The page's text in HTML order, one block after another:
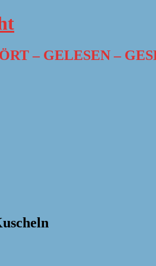
– GELESEN –